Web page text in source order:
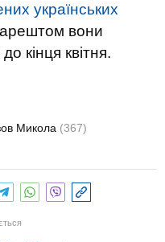
українських
вони
кінця квітня.
Микола (367)